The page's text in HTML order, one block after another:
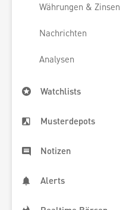
Währungen & Zinsen
Nachrichten
Analysen
Watchlists
Musterdepots
Notizen
Alerts